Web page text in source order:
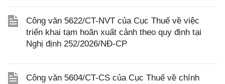
Công văn 5622/CT-NVT của Cục Thuế về việc
triển khai tạm hoãn xuất cảnh theo quy định tại
Nghị định 252/2026/NĐ-CP
Công văn 5604/CT-CS của Cục Thuế về chính